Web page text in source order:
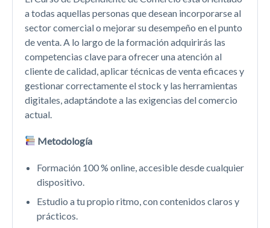
a todas aquellas personas que desean incorporarse al
sector comercial o mejorar su desempeño en el punto
de venta. A lo largo de la formación adquirirás las
competencias clave para ofrecer una atención al
cliente de calidad, aplicar técnicas de venta eficaces y
gestionar correctamente el stock y las herramientas
digitales, adaptándote a las exigencias del comercio
actual.
Metodología
Formación 100 % online, accesible desde cualquier
dispositivo.
Estudio a tu propio ritmo, con contenidos claros y
prácticos.